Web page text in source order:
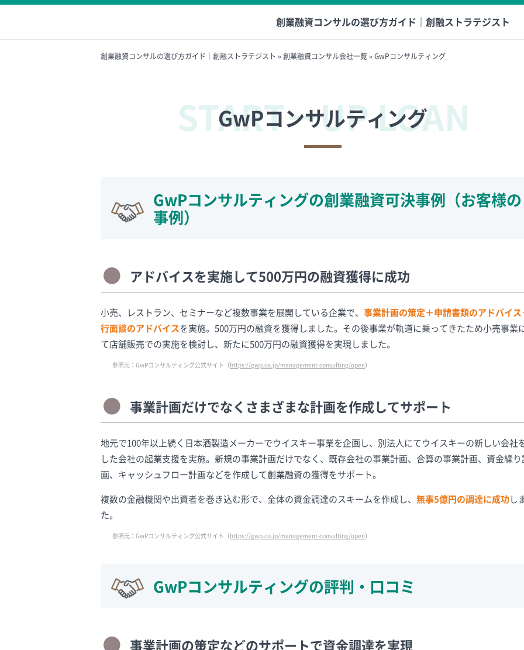
創業融資コンサルの選び方ガイド｜創融ストラテジスト
創業融資コンサルの選び方ガイド｜創融ストラテジスト »創業融資コンサル会社一覧»GwPコンサルティング
GwPコンサルティング
GwPコンサルティングの創業融資可決事例（お客様の
事例）
アドバイスを実施して500万円の融資獲得に成功
小売、レストラン、セミナーなど複数事業を展開している企業で、 事業計画の策定＋申請書類のアドバイス
行面談のアドバイスを実施。500万円の融資を獲得しました。その後事業が軌道に乗ってきたため小売事業
て店舗販売での実施を検討し、新たに500万円の融資獲得を実現しました。
参照元：GwPコンサルティング公式サイト（https://gwp.co.jp/management-consulting/open）
事業計画だけでなくさまざまな計画を作成してサポート
地元で100年以上続く日本酒製造メーカーでウイスキー事業を企画し、別法人にてウイスキーの新しい会社
した会社の起業支援を実施。新規の事業計画だけでなく、既存会社の事業計画、合算の事業計画、資金繰り
画、キャッシュフロー計画などを作成して創業融資の獲得をサポート。
複数の金融機関や出資者を巻き込む形で、全体の資金調達のスキームを作成し、 無事5億円の調達に成功し
た。
参照元：GwPコンサルティング公式サイト（https://gwp.co.jp/management-consulting/open）
GwPコンサルティングの評判・口コミ
事業計画の策定などのサポートで資金調達を実現